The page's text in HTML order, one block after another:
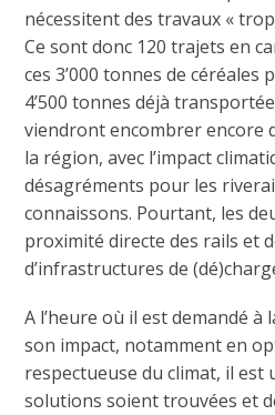
nécessitent des travaux «
Ce sont donc 120 trajets en
ces 3’000 tonnes de céréales
4’500 tonnes déjà
viendront encombrer encore
la région, avec l’impact
désagréments pour les
connaissons. Pourtant, les
proximité directe des rails et
d’infrastructures de
A l’heure où il est demandé
son impact, notamment en
respectueuse du climat, il est
solutions soient trouvées et